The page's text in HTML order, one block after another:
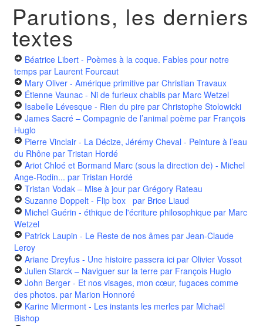
Parutions, les derniers
textes
Béatrice Libert - Poèmes à la coque. Fables pour notre
temps par Laurent Fourcaut
Mary Oliver - Amérique primitive par Christian Travaux
Étienne Vaunac - Ni de furieux chablis par Marc Wetzel
Isabelle Lévesque - Rien du pire par Christophe Stolowicki
James Sacré – Compagnie de l’animal poème par François
Huglo
Pierre Vinclair - La Décize, Jérémy Cheval - Peinture à l’eau
du Rhône par Tristan Hordé
Ariot Chloé et Bormand Marc (sous la direction de) - Michel
Ange-Rodin... par Tristan Hordé
Tristan Vodak – Mise à jour par Grégory Rateau
Suzanne Doppelt - Flip box par Brice Liaud
Michel Guérin - éthique de l'écriture philosophique par Marc
Wetzel
Patrick Laupin - Le Reste de nos âmes par Jean-Claude
Leroy
Ariane Dreyfus - Une histoire passera ici par Olivier Vossot
Julien Starck – Naviguer sur la terre par François Huglo
John Berger - Et nos visages, mon cœur, fugaces comme
des photos. par Marion Honnoré
Karine Miermont - Les instants les merles par Michaël
Bishop